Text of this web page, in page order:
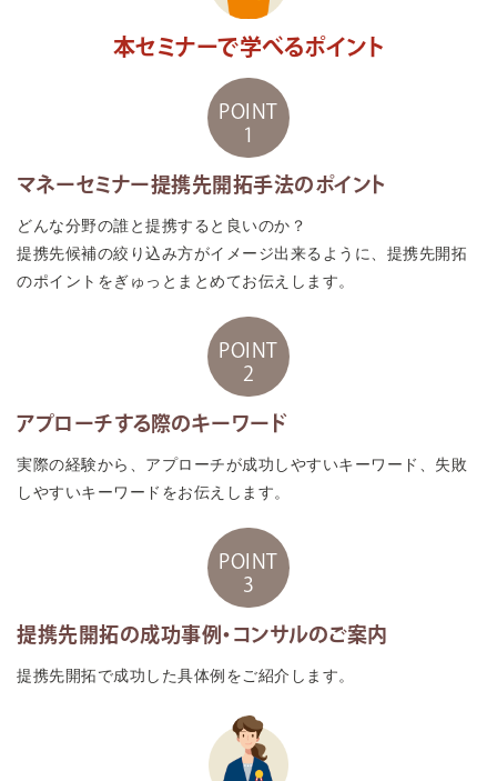
本セミナーで学べるポイント
POINT
1
マネーセミナー提携先開拓手法のポイント
どんな分野の誰と提携すると良いのか？
提携先候補の絞り込み方がイメージ出来るように、提携先開拓
のポイントをぎゅっとまとめてお伝えします。
POINT
2
アプローチする際のキーワード
実際の経験から、アプローチが成功しやすいキーワード、失敗
しやすいキーワードをお伝えします。
POINT
3
提携先開拓の成功事例・コンサルのご案内
提携先開拓で成功した具体例をご紹介します。